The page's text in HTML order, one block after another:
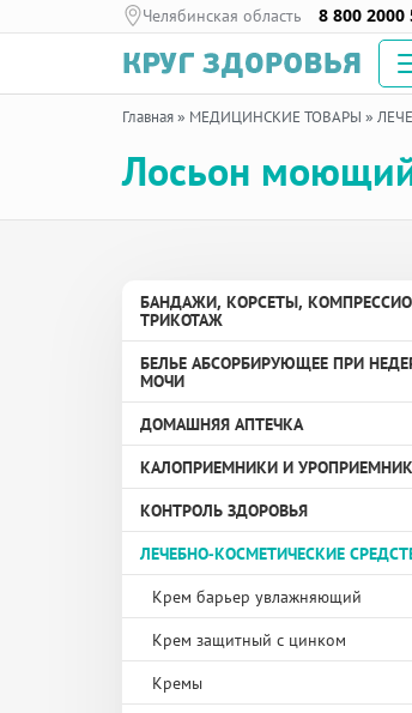
Челябинская область 8 800 2000
Главная» МЕДИЦИНСКИЕ ТОВАРЫ »
Лосьон
БАНДАЖИ, КОРСЕТЫ,
ТРИКОТАЖ
Бандаж дородовой
Бандаж противогрыжевой
Бандаж с аппликаторами
медицинскими
Бандаж согревающий
Бандаж шейный
Бандажи на ногу
Бандажи на руку
Бандажи послеоперационные
БЕЛЬЕ АБСОРБИРУЮЩЕЕ ПРИ
МОЧИ
Вкладыши урологические
Пелёнки
Подгузники и подгузники-трусы
Подгузники и подгузники-трусы
Прокладки урологические
ДОМАШНЯЯ АПТЕЧКА
Здоровье глаз
Здоровье ног и суставов
Здоровье носа, горла и ротовой
Первая помощь
Средства гигиены и уход за лицом
Уход за зубными протезами
КАЛОПРИЕМНИКИ И
Зажим для дренируемого
Защитные кольца
Калоприемники
Мешки для двухкомпонентных
калоприемников
Пластины
КОНТРОЛЬ ЗДОРОВЬЯ
Ингаляторы
Массажеры
Пульсоксиметры
ЛЕЧЕБНО-КОСМЕТИЧЕСКИЕ
Крем барьер увлажняющий
Крем защитный с цинком
Кремы